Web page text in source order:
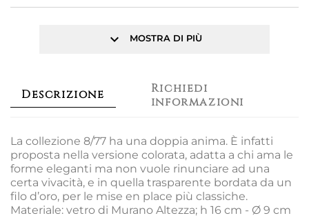
keyboard_arrow_down MOSTRA DI PIÙ
Descrizione
Richiedi
informazioni
La collezione 8/77 ha una doppia anima. È infatti
proposta nella versione colorata, adatta a chi ama le
forme eleganti ma non vuole rinunciare ad una
certa vivacità, e in quella trasparente bordata da un
filo d’oro, per le mise en place più classiche.
Materiale: vetro di Murano Altezza; h 16 cm - Ø 9 cm